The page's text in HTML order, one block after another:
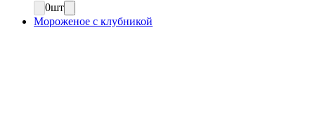
0шт
Мороженое с клубникой